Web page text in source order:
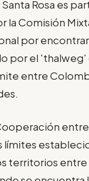
Rosa es
la Comisión
por
el 'thalweg'
entre
límites
territorios entre